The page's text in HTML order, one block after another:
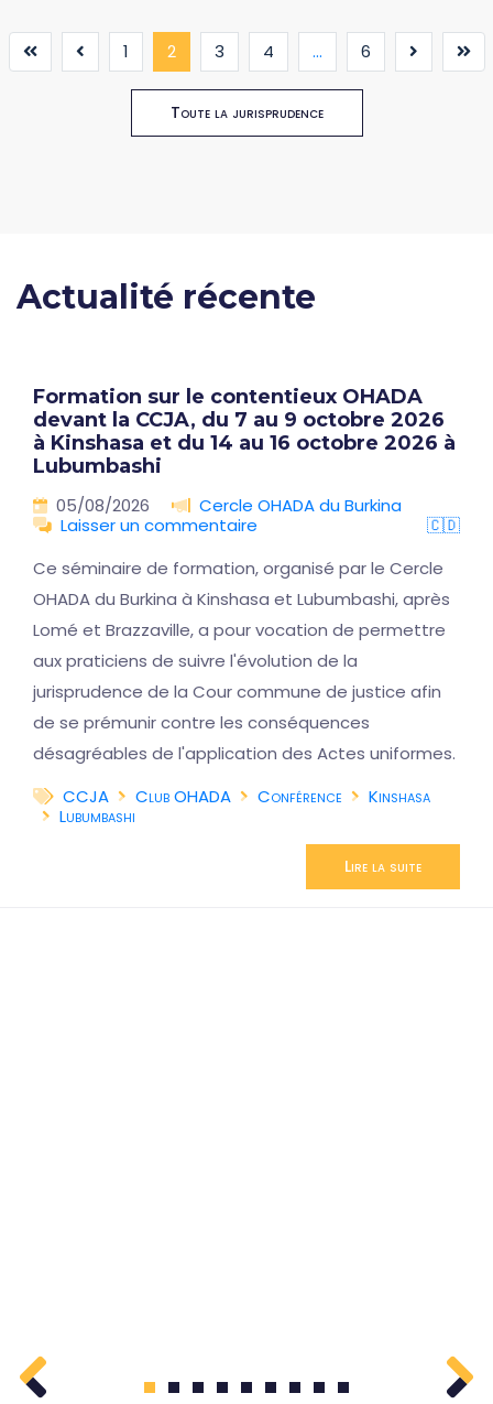
1 2(current)
3 4 ... 6
Toute la jurisprudence
Actualité récente
Formation sur le contentieux OHADA
devant la CCJA, du 7 au 9 octobre 2026
à Kinshasa et du 14 au 16 octobre 2026 à
Lubumbashi
05/08/2026
Cercle OHADA du Burkina
Laisser un commentaire
🇨🇩
Ce séminaire de formation, organisé par le Cercle
OHADA du Burkina à Kinshasa et Lubumbashi, après
Lomé et Brazzaville, a pour vocation de permettre
aux praticiens de suivre l'évolution de la
jurisprudence de la Cour commune de justice afin
de se prémunir contre les conséquences
désagréables de l'application des Actes uniformes.
CCJA
Club OHADA Conférence
Kinshasa
Lubumbashi
Lire la suite
1 2 3 4 5 6 7 8 9